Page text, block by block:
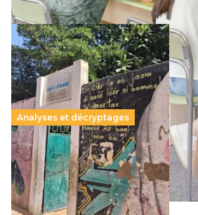
Analyses et décryptages
258 millions d’enfants victimes
chocs climatiques et des
population
11 juillet 2026- National